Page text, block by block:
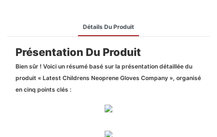
Détails Du Produit
Présentation Du Produit
Bien sûr ! Voici un résumé basé sur la présentation détaillée du
produit « Latest Childrens Neoprene Gloves Company », organisé
en cinq points clés :